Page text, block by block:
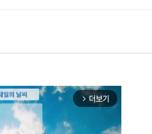
arrow_forward_ios 더보기